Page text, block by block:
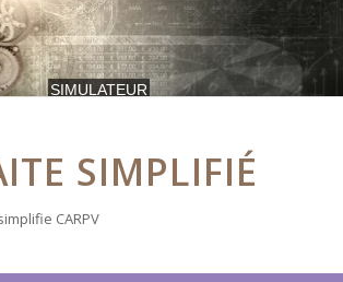
SIMULATEUR
SIMPLIFIÉ
CARPV